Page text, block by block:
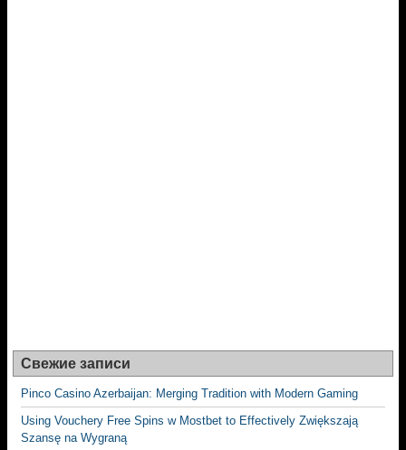
Свежие записи
Pinco Casino Azerbaijan: Merging Tradition with Modern Gaming
Using Vouchery Free Spins w Mostbet to Effectively Zwiększają
Szansę na Wygraną